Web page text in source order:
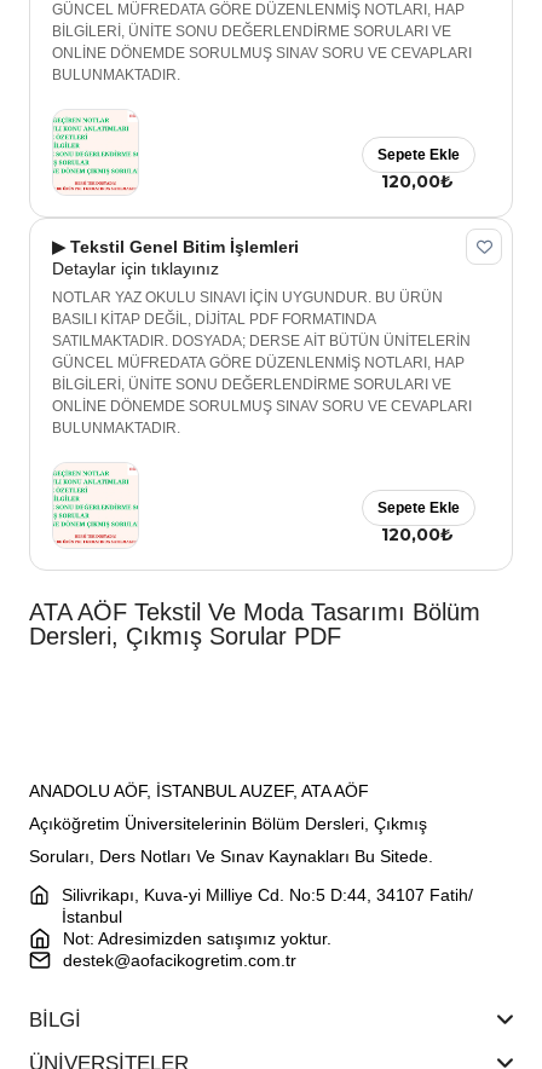
GÜNCEL MÜFREDATA GÖRE DÜZENLENMİŞ NOTLARI, HAP
BİLGİLERİ, ÜNİTE SONU DEĞERLENDİRME SORULARI VE
ONLİNE DÖNEMDE SORULMUŞ SINAV SORU VE CEVAPLARI
BULUNMAKTADIR.
120,00₺
Sepete Ekle
▶ Tekstil Genel Bitim İşlemleri
Detaylar için tıklayınız
NOTLAR YAZ OKULU SINAVI İÇİN UYGUNDUR. BU ÜRÜN
BASILI KİTAP DEĞİL, DİJİTAL PDF FORMATINDA
SATILMAKTADIR. DOSYADA; DERSE AİT BÜTÜN ÜNİTELERİN
GÜNCEL MÜFREDATA GÖRE DÜZENLENMİŞ NOTLARI, HAP
BİLGİLERİ, ÜNİTE SONU DEĞERLENDİRME SORULARI VE
ONLİNE DÖNEMDE SORULMUŞ SINAV SORU VE CEVAPLARI
BULUNMAKTADIR.
120,00₺
Sepete Ekle
ATA AÖF Tekstil Ve Moda Tasarımı Bölüm
Dersleri, Çıkmış Sorular PDF
ANADOLU AÖF, İSTANBUL AUZEF, ATA AÖF
Açıköğretim Üniversitelerinin Bölüm Dersleri, Çıkmış
Soruları, Ders Notları Ve Sınav Kaynakları Bu Sitede.
Silivrikapı, Kuva-yi Milliye Cd. No:5 D:44, 34107 Fatih/
İstanbul
Not: Adresimizden satışımız yoktur.
destek@aofacikogretim.com.tr
BİLGİ
ÜNİVERSİTELER